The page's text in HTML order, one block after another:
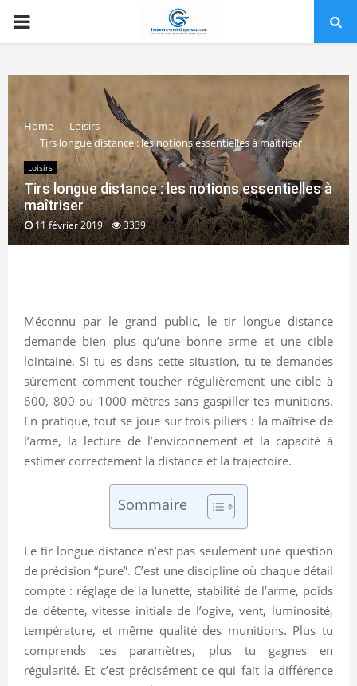
PRIMARY
Home
Loisirs
Tirs longue distance : les notions essentielles à maîtriser
Loisirs
Tirs longue distance : les notions essentielles à
maîtriser
11 février 2019 3339
Méconnu par le grand public, le tir longue distance
demande bien plus qu’une bonne arme et une cible
lointaine. Si tu es dans cette situation, tu te demandes
sûrement comment toucher régulièrement une cible à
600, 800 ou 1000 mètres sans gaspiller tes munitions.
En pratique, tout se joue sur trois piliers : la maîtrise de
l’arme, la lecture de l’environnement et la capacité à
estimer correctement la distance et la trajectoire.
Sommaire
Le tir longue distance n’est pas seulement une question
de précision “pure”. C’est une discipline où chaque détail
compte : réglage de la lunette, stabilité de l’arme, poids
de détente, vitesse initiale de l’ogive, vent, luminosité,
température, et même qualité des munitions. Plus tu
comprends ces paramètres, plus tu gagnes en
régularité. Et c’est précisément ce qui fait la différence